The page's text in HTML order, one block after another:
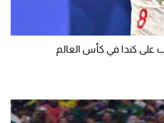
على كندا في كأس العالم